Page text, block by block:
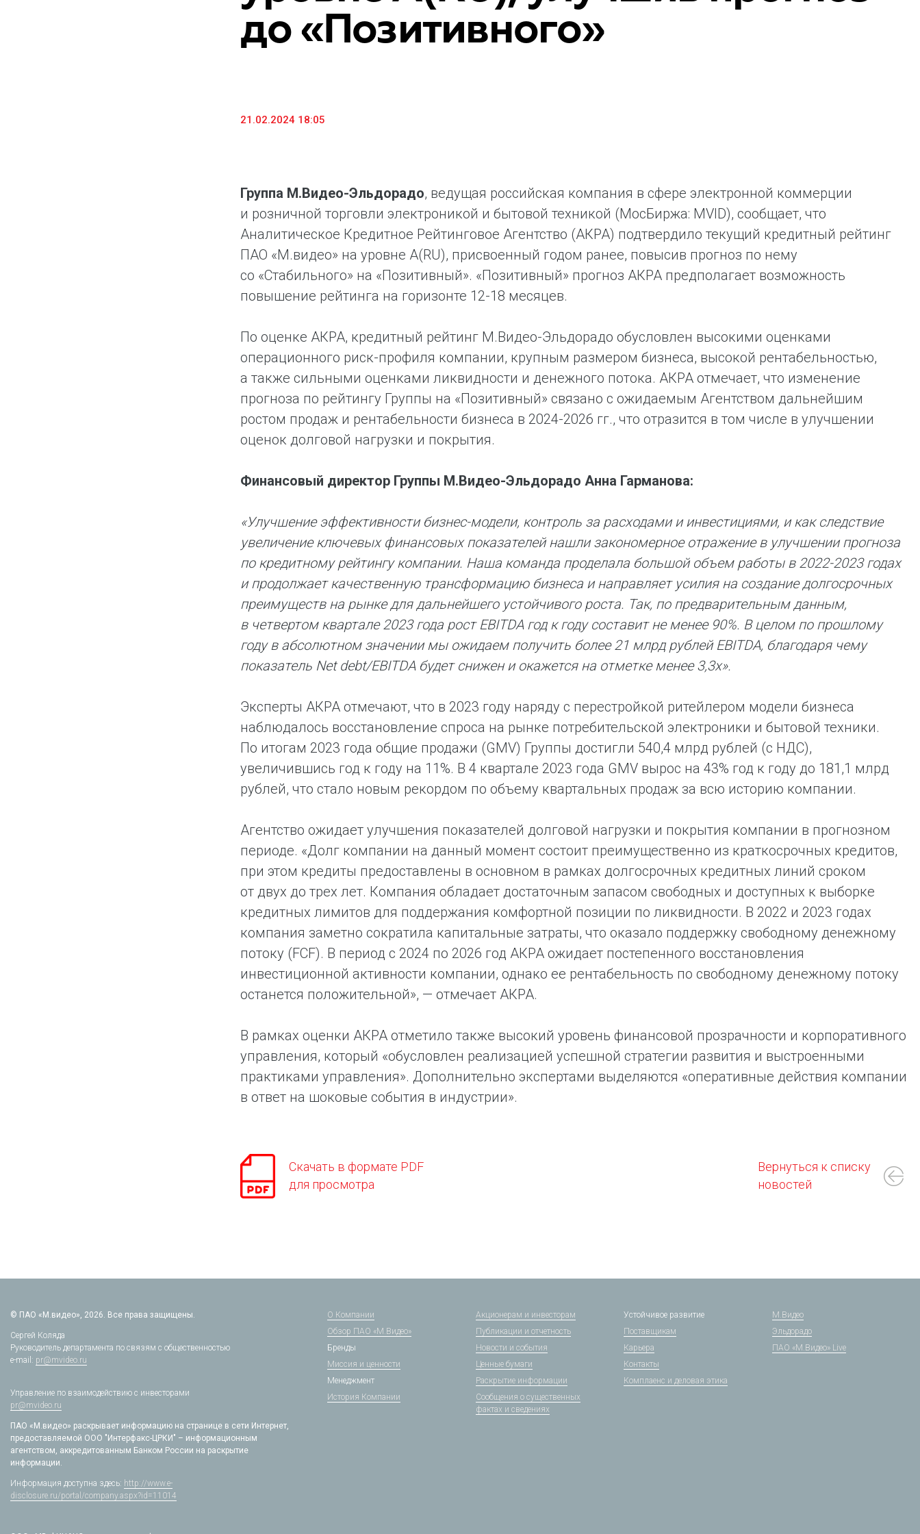
«М.Видео» — эксперт-инноватор в сфере торговли
бытовой техникой и электроникой. Благодаря
максимальному ассортименту и фокусу на клиенте,
Ключевая выгода бренда для потребителя -
предложение наиболее выгодной сделки при
поддержке промо-активности и доступного
Предоставление информации и копийдо «Позитивного»
21.02.2024 18:05
Группа М.Видео-Эльдорадо, ведущая российская компания в сфере электронной коммерции
и розничной торговли электроникой и бытовой техникой (МосБиржа: MVID), сообщает, что
Аналитическое Кредитное Рейтинговое Агентство (АКРА) подтвердило текущий кредитный рейтинг
ПАО «М.видео» на уровне A(RU), присвоенный годом ранее, повысив прогноз по нему
со «Стабильного» на «Позитивный». «Позитивный» прогноз АКРА предполагает возможность
повышение рейтинга на горизонте 12-18 месяцев.
По оценке АКРА, кредитный рейтинг М.Видео-Эльдорадо обусловлен высокими оценками
операционного риск-профиля компании, крупным размером бизнеса, высокой рентабельностью,
а также сильными оценками ликвидности и денежного потока. АКРА отмечает, что изменение
прогноза по рейтингу Группы на «Позитивный» связано с ожидаемым Агентством дальнейшим
ростом продаж и рентабельности бизнеса в 2024-2026 гг., что отразится в том числе в улучшении
оценок долговой нагрузки и покрытия.
Финансовый директор Группы М.Видео-Эльдорадо Анна Гарманова:
«Улучшение эффективности бизнес-модели, контроль за расходами и инвестициями, и как следствие
увеличение ключевых финансовых показателей нашли закономерное отражение в улучшении прогноза
по кредитному рейтингу компании. Наша команда проделала большой объем работы в 2022-2023 годах
и продолжает качественную трансформацию бизнеса и направляет усилия на создание долгосрочных
преимуществ на рынке для дальнейшего устойчивого роста. Так, по предварительным данным,
в четвертом квартале 2023 года рост EBITDA год к году составит не менее 90%. В целом по прошлому
году в абсолютном значении мы ожидаем получить более 21 млрд рублей EBITDA, благодаря чему
показатель Net debt/EBITDA будет снижен и окажется на отметке менее 3,3х».
Эксперты АКРА отмечают, что в 2023 году наряду с перестройкой ритейлером модели бизнеса
наблюдалось восстановление спроса на рынке потребительской электроники и бытовой техники.
По итогам 2023 года общие продажи (GMV) Группы достигли 540,4 млрд рублей (с НДС),
увеличившись год к году на 11%. В 4 квартале 2023 года GMV вырос на 43% год к году до 181,1 млрд
рублей, что стало новым рекордом по объему квартальных продаж за всю историю компании.
Агентство ожидает улучшения показателей долговой нагрузки и покрытия компании в прогнозном
периоде. «Долг компании на данный момент состоит преимущественно из краткосрочных кредитов,
при этом кредиты предоставлены в основном в рамках долгосрочных кредитных линий сроком
от двух до трех лет. Компания обладает достаточным запасом свободных и доступных к выборке
кредитных лимитов для поддержания комфортной позиции по ликвидности. В 2022 и 2023 годах
компания заметно сократила капитальные затраты, что оказало поддержку свободному денежному
потоку (FCF). В период с 2024 по 2026 год АКРА ожидает постепенного восстановления
инвестиционной активности компании, однако ее рентабельность по свободному денежному потоку
останется положительной», — отмечает АКРА.
В рамках оценки АКРА отметило также высокий уровень финансовой прозрачности и корпоративного
управления, который «обусловлен реализацией успешной стратегии развития и выстроенными
практиками управления». Дополнительно экспертами выделяются «оперативные действия компании
в ответ на шоковые события в индустрии».
Скачать в формате PDF
для просмотра
Вернуться к списку
новостей
© ПАО «М.видео», 2026. Все права защищены.
Сергей Коляда
Руководитель департамента по связям с общественностью
e-mail: pr@mvideo.ru
Управление по взаимодействию с инвесторами
pr@mvideo.ru
ПАО «М.видео» раскрывает информацию на странице в сети Интернет,
предоставляемой ООО "Интерфакс-ЦРКИ" – информационным
агентством, аккредитованным Банком России на раскрытие
информации.
Информация доступна здесь: http://www.e-
disclosure.ru/portal/company.aspx?id=11014
О Компании
Обзор ПАО «М.Видео»
Бренды
Миссия и ценности
Менеджмент
История Компании
Акционерам и инвесторам
Публикации и отчетность
Новости и события
Ценные бумаги
Раскрытие информации
Сообщения о существенных
фактах и сведениях
Устойчивое развитие
Поставщикам
Карьера
Контакты
Комплаенс и деловая этика
М.Видео
Эльдорадо
ПАО «М.Видео» Live